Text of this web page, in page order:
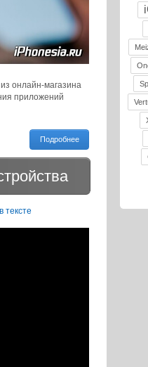
онлайн-магазина
приложений
Подробнее
тексте